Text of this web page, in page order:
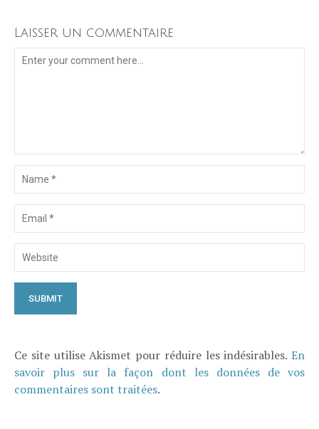
Laisser un commentaire
Ce site utilise Akismet pour réduire les indésirables. En
savoir plus sur la façon dont les données de vos
commentaires sont traitées.